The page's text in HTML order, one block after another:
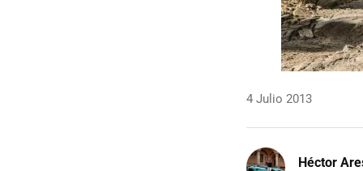
4 Julio 2013
Héctor